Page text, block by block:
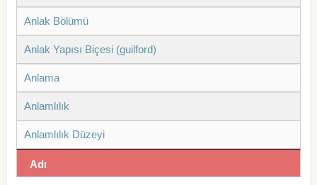
Adı
Anlak Bölümü
Anlak Yapısı Biçesi (guilford)
Anlama
Anlamlılık
Anlamlılık Düzeyi